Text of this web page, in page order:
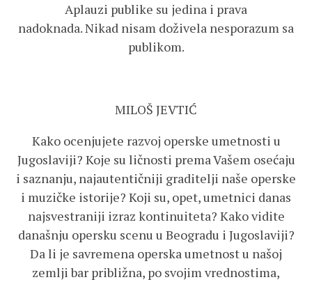
Aplauzi publike su jedina i prava
nadoknada. Nikad nisam doživela nesporazum sa
publikom.
MILOŠ JEVTIĆ
Kako ocenjujete razvoj operske umetnosti u
Jugoslaviji? Koje su ličnosti prema Vašem osećaju
i saznanju, najautentičniji graditelji naše operske
i muzičke istorije? Koji su, opet, umetnici danas
najsvestraniji izraz kontinuiteta? Kako vidite
današnju opersku scenu u Beogradu i Jugoslaviji?
Da li je savremena operska umetnost u našoj
zemlji bar približna, po svojim vrednostima,